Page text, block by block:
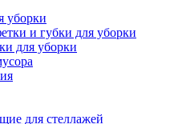
уборки
и губки для уборки
для уборки
для стеллажей